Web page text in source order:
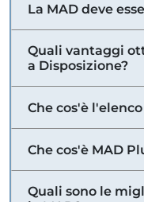
La MAD deve
Quali vantaggi
a Disposizione?
Che cos'è
Che cos'è MAD
Quali sono le